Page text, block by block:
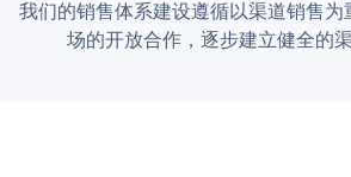
我们的销售体系建设遵循以渠道销售为
场的开放合作，逐步建立健全的